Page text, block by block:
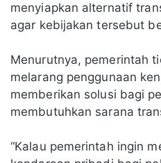
menyiapkan alternatif
agar kebijakan tersebut
Menurutnya, pemerintah
melarang penggunaan
memberikan solusi bagi
membutuhkan sarana
“Kalau pemerintah ingin